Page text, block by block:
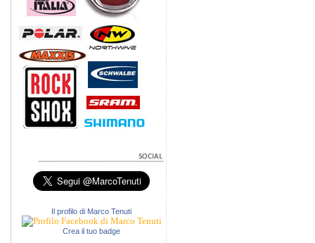
Il profilo di Marco Tenuti
Crea il tuo badge